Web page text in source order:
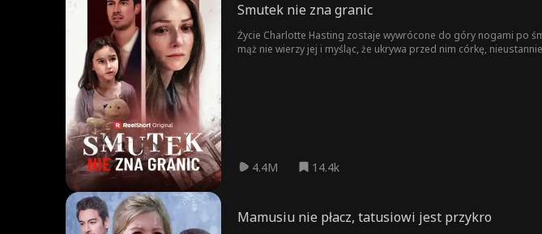
Smutek nie zna granic
Życie Charlotte Hasting zostaje wywrócone do góry nogami po
mąż nie wierzy jej i myśląc, że ukrywa przed nim córkę,
4.4M 14.4k
Mamusiu nie płacz, tatusiowi jest przykro